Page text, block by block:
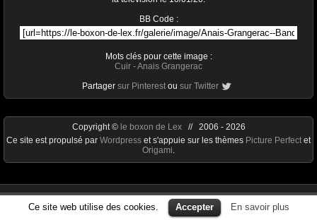
BB Code :
Mots clés pour cette image :
Cuir -Anais Grangerac
Partager sur Pinterest ou sur Twitter
Ce site web utilise des cookies. Accepter En savoir plus
Copyright © le boxon de Lex// 2006 - 2026
Ce site est propulsé par Wordpress et s'appuie sur les thèmes Picture Perfect et
Origami.